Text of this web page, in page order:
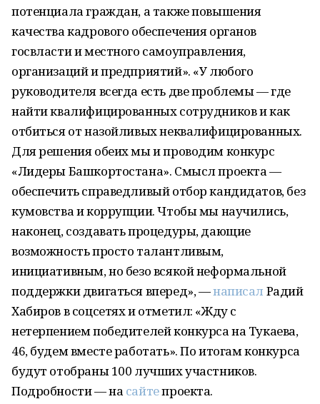
потенциала граждан, а также повышения
качества кадрового обеспечения органов
госвласти и местного самоуправления,
организаций и предприятий». «У любого
руководителя всегда есть две проблемы — где
найти квалифицированных сотрудников и как
отбиться от назойливых неквалифицированных.
Для решения обеих мы и проводим конкурс
«Лидеры Башкортостана». Смысл проекта —
обеспечить справедливый отбор кандидатов, без
кумовства и коррупции. Чтобы мы научились,
наконец, создавать процедуры, дающие
возможность просто талантливым,
инициативным, но безо всякой неформальной
поддержки двигаться вперед», —написал Радий
Хабиров в соцсетях и отметил: «Жду с
нетерпением победителей конкурса на Тукаева,
46, будем вместе работать». По итогам конкурса
будут отобраны 100 лучших участников.
Подробности — на сайтепроекта.